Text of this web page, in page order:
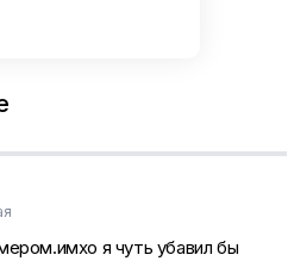
я чуть убавил бы